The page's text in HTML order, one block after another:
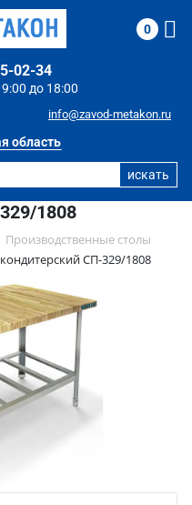
область
до 18:00
02-34
info@zavod-metakon.ru
0
1808
Производственные столы
СП-329/1808